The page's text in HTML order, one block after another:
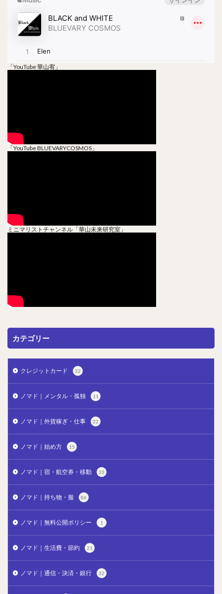
「YouTube 華山宥」
「YouTube BLUEVARYCOSMOS」
ミニマリストチャンネル「華山未来研究室」
カテゴリー
クレジットカード 32
ノマド｜メンタル・孤独 11
ノマド｜外貨稼ぎ・仕事 22
ノマド｜始め方 15
ノマド｜宿・航空券・移動 33
ノマド｜持ち物・服 86
ノマド｜無料公開ポリシー 1
ノマド｜生活費・節約 21
ノマド｜通信・決済・銀行 32